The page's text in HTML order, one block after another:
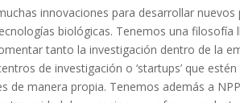
innovaciones para desarrollar nuevos
biológicas. Tenemos una filosofía
tanto la investigación dentro de la
de investigación o ‘startups’ que estén
de manera propia. Tenemos además a